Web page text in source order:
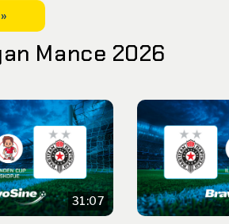
Mance 2026
31:07